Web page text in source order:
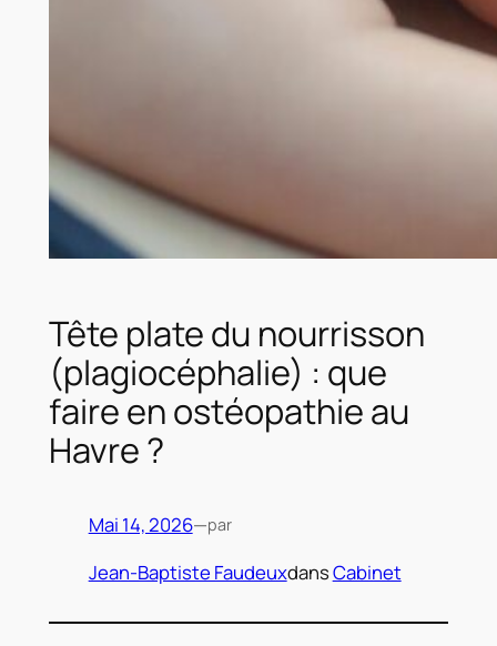
Tête plate du nourrisson
(plagiocéphalie) : que
faire en ostéopathie au
Havre ?
Mai 14, 2026—par
Jean-Baptiste FaudeuxdansCabinet